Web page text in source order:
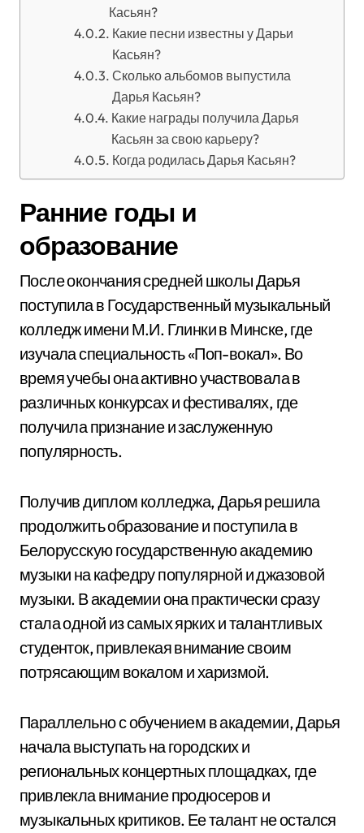
Касьян?
Какие песни известны у Дарьи
Касьян?
Сколько альбомов выпустила
Дарья Касьян?
Какие награды получила Дарья
Касьян за свою карьеру?
Когда родилась Дарья Касьян?
Ранние годы и
образование
После окончания средней школы Дарья
поступила в Государственный музыкальный
колледж имени М.И. Глинки в Минске, где
изучала специальность «Поп-вокал». Во
время учебы она активно участвовала в
различных конкурсах и фестивалях, где
получила признание и заслуженную
популярность.
Получив диплом колледжа, Дарья решила
продолжить образование и поступила в
Белорусскую государственную академию
музыки на кафедру популярной и джазовой
музыки. В академии она практически сразу
стала одной из самых ярких и талантливых
студенток, привлекая внимание своим
потрясающим вокалом и харизмой.
Параллельно с обучением в академии, Дарья
начала выступать на городских и
региональных концертных площадках, где
привлекла внимание продюсеров и
музыкальных критиков. Ее талант не остался